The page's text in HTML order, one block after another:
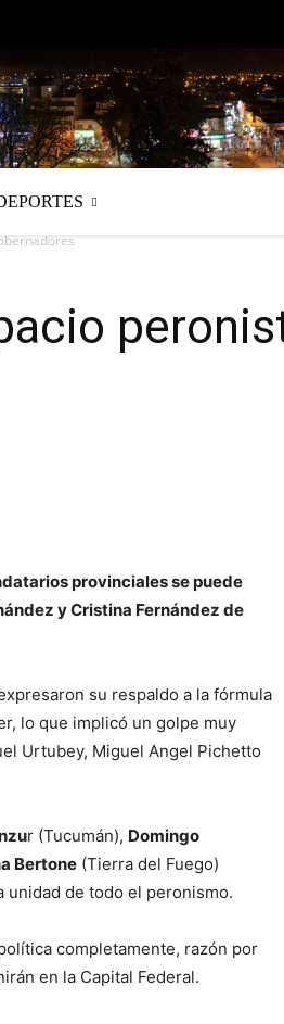
provinciales se puede
y Cristina Fernández de
su respaldo a la fórmula
lo que implicó un golpe muy
Urtubey, Miguel Angel Pichetto
r (Tucumán), Domingo
Bertone (Tierra del Fuego)
unidad de todo el peronismo.
completamente, razón por
en la Capital Federal.